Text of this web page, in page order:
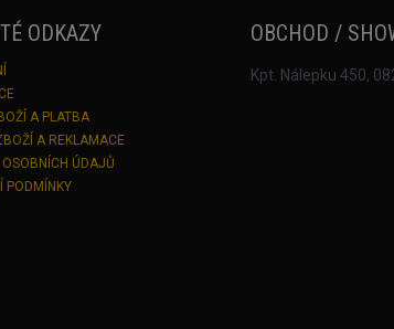
ODKAZY
A PLATBA
A REKLAMACE
ÚDAJŮ
PODMÍNKY
OBCHOD /
Kpt. Nálepku 450,